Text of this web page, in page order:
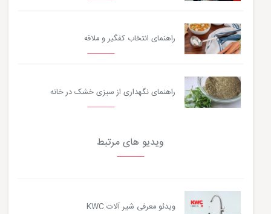
راهنمای انتخاب کفگیر و ملاقه
راهنمای نگهداری از سبزی خشک در خانه
ویدیو های مرتبط
ویدئو معرفی شیر آلات KWC